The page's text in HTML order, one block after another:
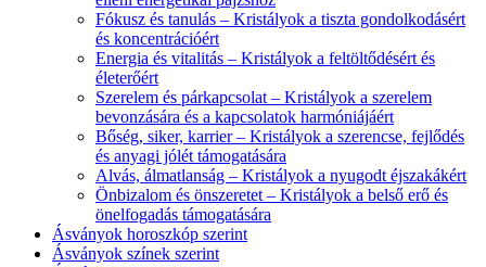
Fókusz és tanulás – Kristályok a tiszta gondolkodásért
és koncentrációért
Energia és vitalitás – Kristályok a feltöltődésért és
életerőért
Szerelem és párkapcsolat – Kristályok a szerelem
bevonzására és a kapcsolatok harmóniájáért
Bőség, siker, karrier – Kristályok a szerencse, fejlődés
és anyagi jólét támogatására
Alvás, álmatlanság – Kristályok a nyugodt éjszakákért
Önbizalom és önszeretet – Kristályok a belső erő és
önelfogadás támogatására
Ásványok horoszkóp szerint
Ásványok színek szerint